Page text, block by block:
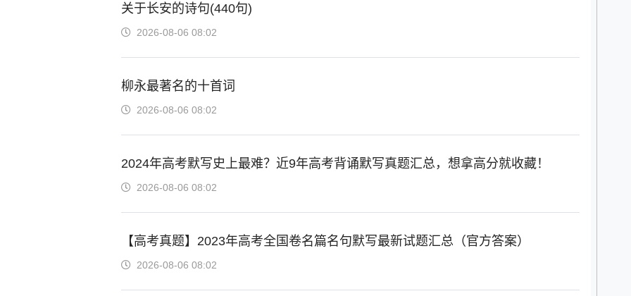
关于长安的诗句(440句)
2026-08-06 08:02
柳永最著名的十首词
2026-08-06 08:02
2024年高考默写史上最难？近9年高考背诵默写真题汇总，想拿高分就收藏！
2026-08-06 08:02
【高考真题】2023年高考全国卷名篇名句默写最新试题汇总（官方答案）
2026-08-06 08:02